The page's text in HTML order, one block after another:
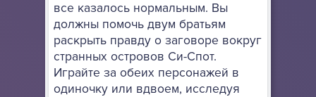
все казалось нормальным. Вы
должны помочь двум братьям
раскрыть правду о заговоре вокруг
странных островов Си-Спот.
Играйте за обеих персонажей в
одиночку или вдвоем, исследуя